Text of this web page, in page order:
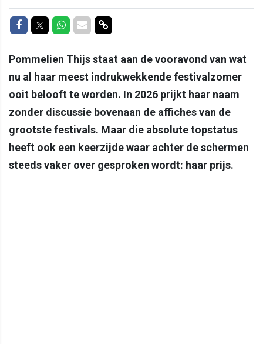
Delen op Facebook
Delen op Twitter
Delen op Whatsapp
Delen via Mail
Delen via link
Pommelien Thijs staat aan de vooravond van wat
nu al haar meest indrukwekkende festivalzomer
ooit belooft te worden. In 2026 prijkt haar naam
zonder discussie bovenaan de affiches van de
grootste festivals. Maar die absolute topstatus
heeft ook een keerzijde waar achter de schermen
steeds vaker over gesproken wordt: haar prijs.